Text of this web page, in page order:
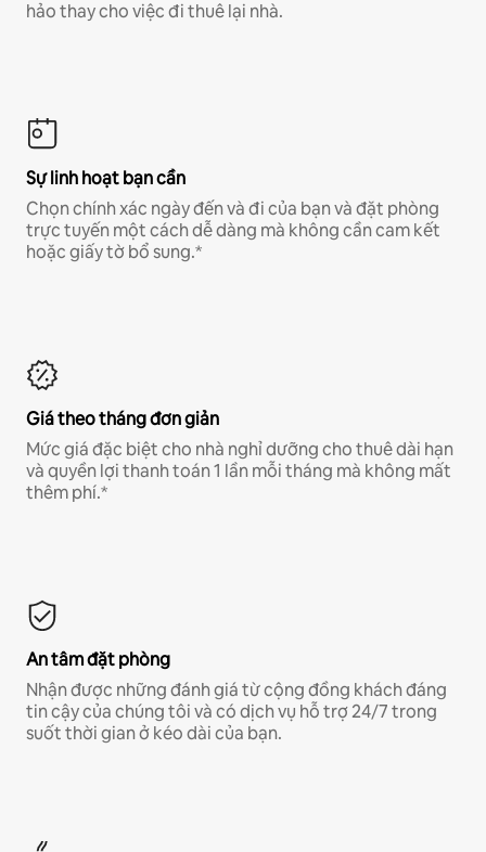
hảo thay cho việc đi thuê lại nhà.
Sự linh hoạt bạn cần
Chọn chính xác ngày đến và đi của bạn và đặt phòng
trực tuyến một cách dễ dàng mà không cần cam kết
hoặc giấy tờ bổ sung.*
Giá theo tháng đơn giản
Mức giá đặc biệt cho nhà nghỉ dưỡng cho thuê dài hạn
và quyền lợi thanh toán 1 lần mỗi tháng mà không mất
thêm phí.*
An tâm đặt phòng
Nhận được những đánh giá từ cộng đồng khách đáng
tin cậy của chúng tôi và có dịch vụ hỗ trợ 24/7 trong
suốt thời gian ở kéo dài của bạn.